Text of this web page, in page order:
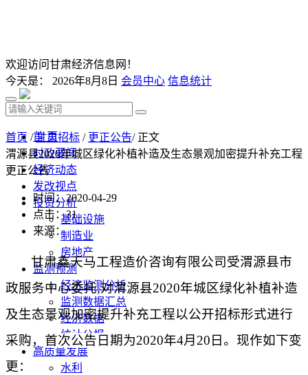
欢迎访问甘肃经济信息网！
今天是： 2026年8月8日 会员中心 信息统计
首 页
时政要闻
经济动态
发改视点
投资分析
基础设施
制造业
房地产
监测预测
经济监测分析
监测数据汇总
经济数据
统计公报
高质量发展
水利
首页 /甘肃招标 / 更正公告/ 正文
渭源县2020年城区绿化补植补造及生态景观加密提升补充工程
更正公告
时间：2020-04-29
点击：31
来源：
甘肃鑫天马工程造价咨询有限公司受渭源县市
政服务中心委托,对渭源县2020年城区绿化补植补造
及生态景观加密提升补充工程以公开招标形式进行
采购， 首次公告日期为2020年4月 20 日。现作如下变
更：